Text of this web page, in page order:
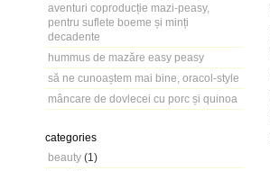
aventuri coproducție mazi-peasy,
pentru suflete boeme și minți
decadente
hummus de mazăre easy peasy
să ne cunoaștem mai bine, oracol-style
mâncare de dovlecei cu porc și quinoa
categories
beauty (1)